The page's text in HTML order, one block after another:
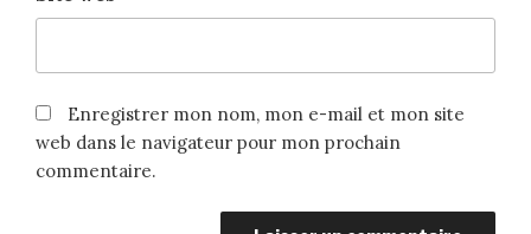
Enregistrer mon nom, mon e-mail et mon site
web dans le navigateur pour mon prochain
commentaire.